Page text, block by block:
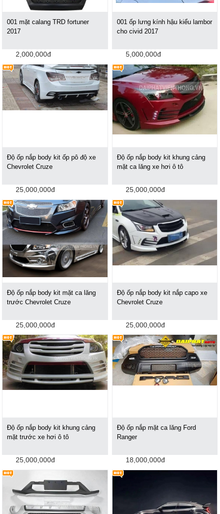
001 mặt calang TRD fortuner
2017
2,000,000đ
001 ốp lưng kính hậu kiểu lambor
cho civid 2017
5,000,000đ
Độ ốp nắp body kit ốp pô độ xe
Chevrolet Cruze
25,000,000đ
Độ ốp nắp body kit khung cảng
mặt ca lăng xe hơi ô tô
25,000,000đ
Độ ốp nắp body kit mặt ca lăng
trước Chevrolet Cruze
25,000,000đ
Độ ốp nắp body kit nắp capo xe
Chevrolet Cruze
25,000,000đ
Độ ốp nắp body kit khung cảng
mặt trước xe hơi ô tô
25,000,000đ
Độ ốp nắp mặt ca lăng Ford
Ranger
18,000,000đ